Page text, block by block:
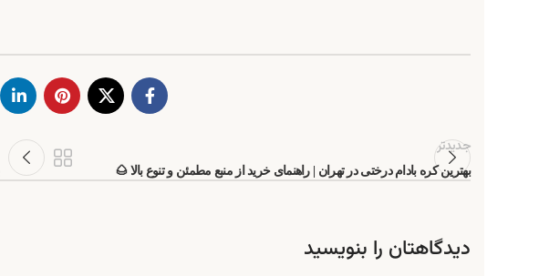
جدیدتر
بهترین کره بادام درختی در تهران | راهنمای خرید از منبع مطمئن و تنوع بالا 🌰
دیدگاهتان را بنویسید